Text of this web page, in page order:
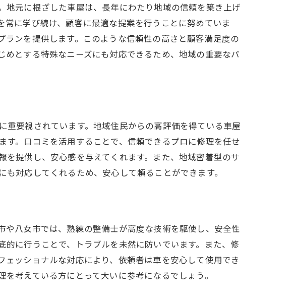
を延ばす
見極め方
復活させる
修理とは
ス方法
めの秘訣
功の秘訣
ト
元に根ざした車屋は、長年にわたり地域の信頼を築き上げ
に学び続け、顧客に最適な提案を行うことに努めていま
ンを提供します。このような信頼性の高さと顧客満足度の
とする特殊なニーズにも対応できるため、地域の重要なパ
要視されています。地域住民からの高評価を得ている車屋
。口コミを活用することで、信頼できるプロに修理を任せ
提供し、安心感を与えてくれます。また、地域密着型のサ
対応してくれるため、安心して頼ることができます。
八女市では、熟練の整備士が高度な技術を駆使し、安全性
に行うことで、トラブルを未然に防いでいます。また、修
ッショナルな対応により、依頼者は車を安心して使用でき
考えている方にとって大いに参考になるでしょう。